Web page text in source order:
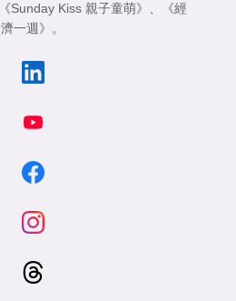
《Sunday Kiss 親子童萌》 、
《經
濟一週》 。